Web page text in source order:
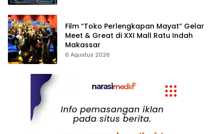
Film “Toko Perlengkapan Mayat” Gelar
Meet & Great di XXI Mall Ratu Indah
Makassar
6 Agustus 2026